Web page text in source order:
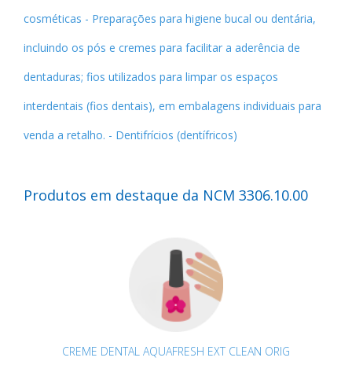
cosméticas - Preparações para higiene bucal ou dentária,
incluindo os pós e cremes para facilitar a aderência de
dentaduras; fios utilizados para limpar os espaços
interdentais (fios dentais), em embalagens individuais para
venda a retalho. - Dentifrícios (dentífricos)
Produtos em destaque da NCM 3306.10.00
CREME DENTAL AQUAFRESH EXT CLEAN ORIG